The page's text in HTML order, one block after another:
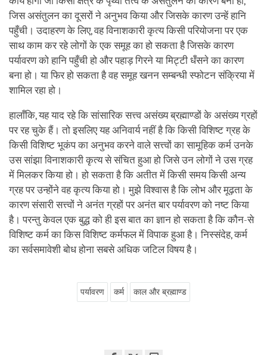
जिस असंतुलन का दूसरों ने अनुभव किया और जिसके कारण उन्हें हानि
पहुँची। उदाहरण के लिए, वह विनाशकारी कृत्य किसी परियोजना पर एक
साथ काम कर रहे लोगों के एक समूह का हो सकता है जिसके कारण
पर्यावरण को हानि पहुँची हो और पहाड़ गिरने या मिट्टी धँसने का कारण
बना हो। या फिर हो सकता है वह समूह खनन सम्बन्धी स्फोटन संक्रिया में
शामिल रहा हो।
हालाँकि, यह याद रहे कि सांसारिक सत्त्व असंख्य ब्रह्माण्डों के असंख्य ग्रहों
पर रह चुके हैं। तो इसलिए यह अनिवार्य नहीं है कि किसी विशिष्ट ग्रह के
किसी विशिष्ट भूकंप का अनुभव करने वाले सत्त्वों का सामूहिक कर्म उनके
उस सांझा विनाशकारी कृत्य से संचित हुआ हो जिसे उन लोगों ने उस ग्रह
में मिलकर किया हो। हो सकता है कि अतीत में किसी समय किसी अन्य
ग्रह पर उन्होंने वह कृत्य किया हो। मुझे विश्वास है कि लोभ और मूढ़ता के
कारण संसारी सत्त्वों ने अनंत ग्रहों पर अनंत बार पर्यावरण को नष्ट किया
है। परन्तु केवल एक बुद्ध को ही इस बात का ज्ञान हो सकता है कि कौन-से
विशिष्ट कर्म का किस विशिष्ट कर्मफल में विपाक हुआ है। निस्संदेह, कर्म
का सर्वसमावेशी बोध होना सबसे अधिक जटिल विषय है।
पर्यावरण कर्म काल और ब्रह्माण्ड